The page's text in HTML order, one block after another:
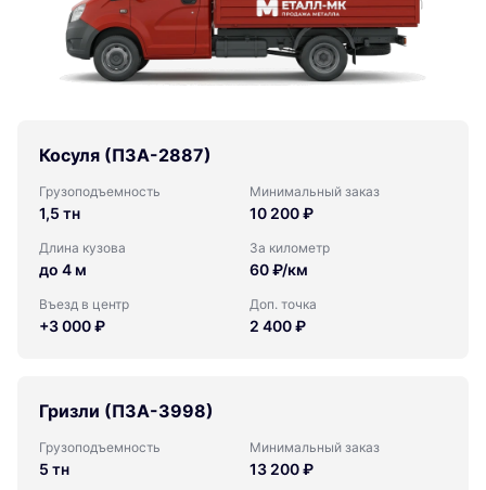
Косуля (ПЗА-2887)
Грузоподъемность
1,5 тн
Минимальный заказ
10 200 ₽
Длина кузова
до 4 м
За километр
60 ₽/км
Въезд в центр
+3 000 ₽
Доп. точка
2 400 ₽
Гризли (ПЗА-3998)
Грузоподъемность
5 тн
Минимальный заказ
13 200 ₽